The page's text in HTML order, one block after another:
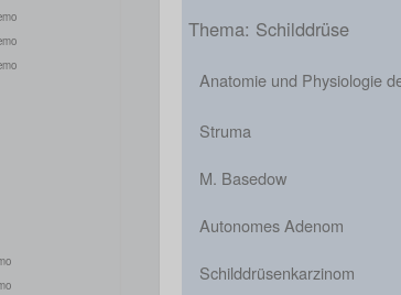
Thema: Schilddrüse
Anatomie und Physiologie
Struma
M. Basedow
Autonomes Adenom
Schilddrüsenkarzinom